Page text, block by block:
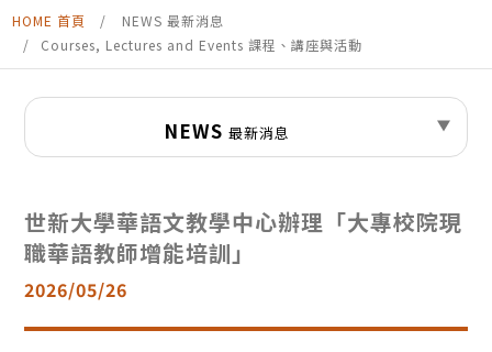
HOME 首頁
NEWS 最新消息
Courses, Lectures and Events 課程、講座與活動
NEWS 最新消息
世新大學華語文教學中心辦理「大專校院現
職華語教師增能培訓」
2026/05/26